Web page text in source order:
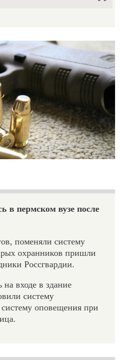
в пермском вузе после
поменяли систему
охранников пришли
Россгвардии.
входе в здание
систему
оповещения при